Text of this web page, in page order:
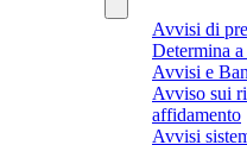
Avvisi di
Determina
Avvisi e
Avviso sui
affidamento
Avvisi